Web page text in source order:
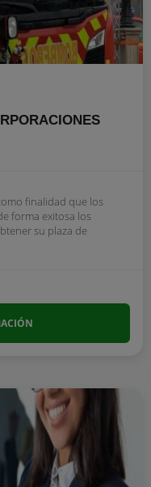
finalidad que los
forma exitosa los
su plaza de